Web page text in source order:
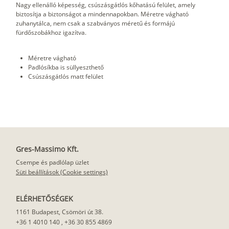
Nagy ellenálló képesség, csúszásgátlós kőhatású felület, amely
biztosítja a biztonságot a mindennapokban. Méretre vágható
zuhanytálca, nem csak a szabványos méretű és formájú
fürdőszobákhoz igazítva.
Méretre vágható
Padlósíkba is süllyeszthető
Csúszásgátlós matt felület
Gres-Massimo Kft.
Csempe és padlólap üzlet
Süti beállítások (Cookie settings)
ELÉRHETŐSÉGEK
1161 Budapest, Csömöri út 38.
+36 1 4010 140, +36 30 855 4869